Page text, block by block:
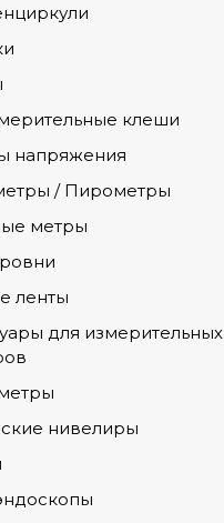
клеши
напряжения
/ Пирометры
метры
ленты
для измерительных
нивелиры